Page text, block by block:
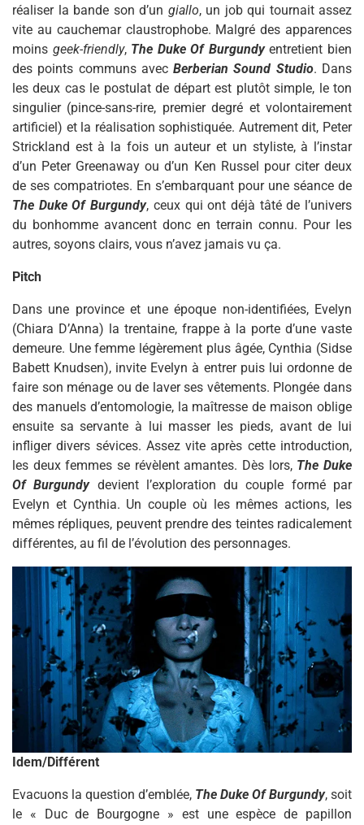
réaliser la bande son d’un giallo, un job qui tournait assez
vite au cauchemar claustrophobe. Malgré des apparences
moins geek-friendly, The Duke Of Burgundyentretient bien
des points communs avecBerberian Sound Studio. Dans
les deux cas le postulat de départ est plutôt simple, le ton
singulier (pince-sans-rire, premier degré et volontairement
artificiel) et la réalisation sophistiquée. Autrement dit, Peter
Strickland est à la fois un auteur et un styliste, à l’instar
d’un Peter Greenaway ou d’un Ken Russel pour citer deux
de ses compatriotes. En s’embarquant pour une séance de
The Duke Of Burgundy, ceux qui ont déjà tâté de l’univers
du bonhomme avancent donc en terrain connu. Pour les
autres, soyons clairs, vous n’avez jamais vu ça.
Pitch
Dans une province et une époque non-identifiées, Evelyn
(Chiara D’Anna) la trentaine, frappe à la porte d’une vaste
demeure. Une femme légèrement plus âgée, Cynthia (Sidse
Babett Knudsen), invite Evelyn à entrer puis lui ordonne de
faire son ménage ou de laver ses vêtements. Plongée dans
des manuels d’entomologie, la maîtresse de maison oblige
ensuite sa servante à lui masser les pieds, avant de lui
infliger divers sévices. Assez vite après cette introduction,
les deux femmes se révèlent amantes. Dès lors, The Duke
Of Burgundy devient l’exploration du couple formé par
Evelyn et Cynthia. Un couple où les mêmes actions, les
mêmes répliques, peuvent prendre des teintes radicalement
différentes, au fil de l’évolution des personnages.
Idem/Différent
Evacuons la question d’emblée, The Duke Of Burgundy, soit
le « Duc de Bourgogne » est une espèce de papillon